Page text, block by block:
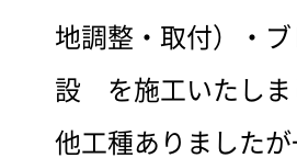
地調整・取付）・
設 を施工いたしま
他工種ありました